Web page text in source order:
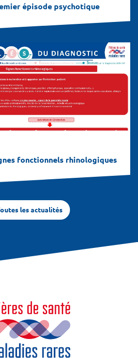
épisode psychotique
fonctionnels rhinologiques
les actualités